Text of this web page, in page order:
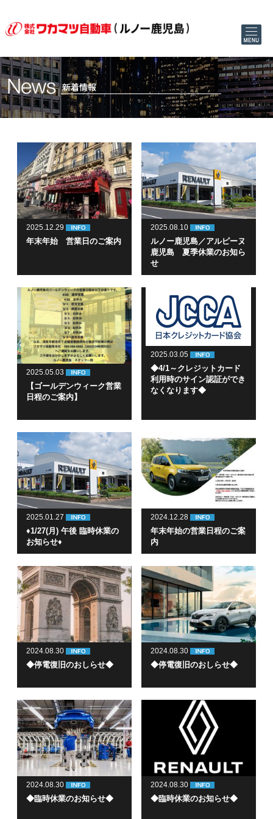
2025.12.29
年末年始 営業日のご案内
2025.08.10
ルノー鹿児島／アルピーヌ
鹿児島 夏季休業のお知ら
せ
2025.05.03
【ゴールデンウィーク営業
日程のご案内】
2025.03.05
◆4/1～クレジットカード
利用時のサイン認証ができ
なくなります◆
2025.01.27
♦1/27(月) 午後 臨時休業の
お知らせ♦
2024.12.28
年末年始の営業日程のご案
内
2024.08.30
◆停電復旧のおしらせ◆
2024.08.30
◆停電復旧のおしらせ◆
2024.08.30
◆臨時休業のお知らせ◆
2024.08.30
◆臨時休業のお知らせ◆